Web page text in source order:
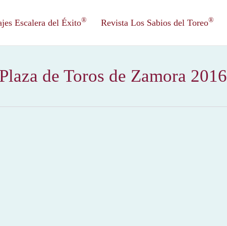
Escalera del Éxito® Revista Los Sabios del Toreo®
Plaza de Toros de Zamora 2016